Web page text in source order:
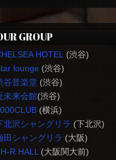
GROUP
HOTEL
(渋谷)
lounge(渋谷)
谷音楽堂(渋谷)
未来会館(渋谷)
(横浜)
北沢シャングリラ (下北沢)
田シャングリラ (大阪)
R HALL (大阪関大前)